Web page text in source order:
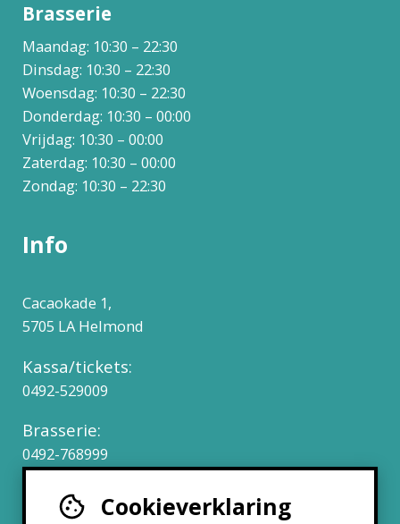
Cookieverklaring
Brasserie
Maandag: 10:30 – 22:30
Dinsdag: 10:30 – 22:30
Woensdag: 10:30 – 22:30
Donderdag: 10:30 – 00:00
Vrijdag: 10:30 – 00:00
Zaterdag: 10:30 – 00:00
Zondag: 10:30 – 22:30
Info
Cacaokade 1,
5705 LA Helmond
Kassa/tickets:
0492-529009
Brasserie:
0492-768999
Werken bij